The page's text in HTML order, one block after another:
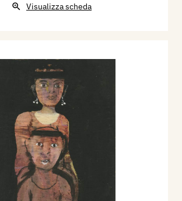
risulta segnalato al “Premio
1970, Personale, Circolo U.G.M.,
Personale Galleria La Torre,
il Primo premio ex aequo,
di Ostiglia”. Nel 1972,
Minimo di Mantova,
Mostra Nazionale di Arti
nel tempo libero”, Sale
Camera di Commercio, a Brescia.
Visualizza scheda